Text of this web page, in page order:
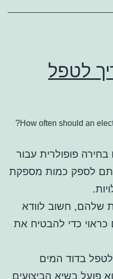
לטפל
How often should an
פופולרית עבור
לספק כמות מספקת
שלהם, חשוב לוודא
כדי להבטיח את
לטפל בדוד המים
פועל בשיא הביצועים